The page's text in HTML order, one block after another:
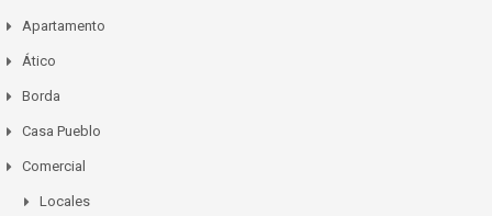
Apartamento
Ático
Borda
Casa Pueblo
Comercial
Locales